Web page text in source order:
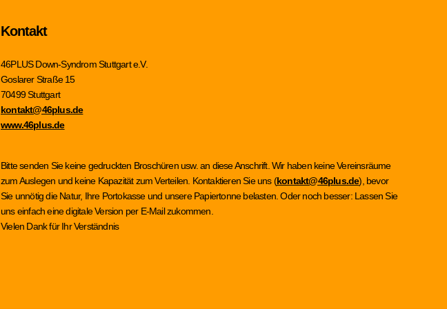
Kontakt
46PLUS Down-Syndrom Stuttgart e.V.
Goslarer Straße 15
70499 Stuttgart
kontakt@46plus.de
www.46plus.de
Bitte senden Sie keine gedruckten Broschüren usw. an diese Anschrift. Wir haben keine Vereinsräume
zum Auslegen und keine Kapazität zum Verteilen. Kontaktieren Sie uns (kontakt@46plus.de), bevor
Sie unnötig die Natur, Ihre Portokasse und unsere Papiertonne belasten. Oder noch besser: Lassen Sie
uns einfach eine digitale Version per E-Mail zukommen.
Vielen Dank für Ihr Verständnis